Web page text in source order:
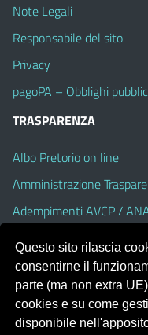
Note Legali
Responsabile del sito
Privacy
pagoPA – Obblighi
TRASPARENZA
Albo Pretorio on line
Amministrazione
Adempimenti AVCP /
Dichiarazione di
Questo sito rilascia
consentirne il
parte (ma non extra
cookies e su come
disponibile